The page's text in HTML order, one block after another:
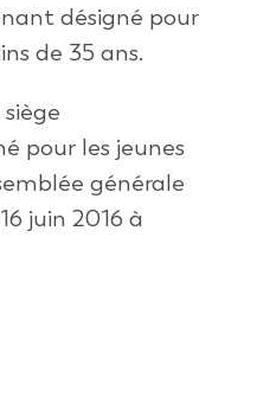
désigné pour
de 35 ans.
pour les jeunes
générale
juin 2016 à